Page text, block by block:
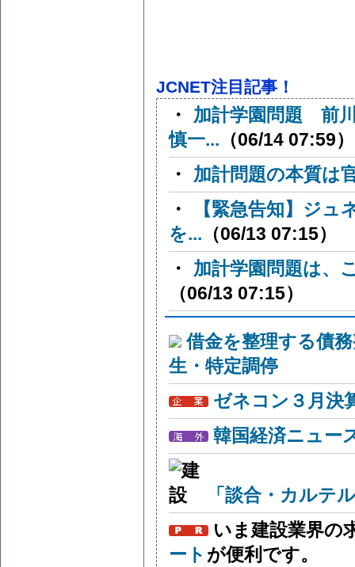
JCNET注目記事！
・
加計学園問題 前
慎一... （06/14 07:59）
・
加計問題の本質は
・
【緊急告知】ジ
を... （06/13 07:15）
・
加計学園問題は、
（06/13 07:15）
借金を整理する債
生・特定調停
ゼネコン３月決
韓国経済ニュー
「談合・カルテ
いま建設業界の
ート が便利です。